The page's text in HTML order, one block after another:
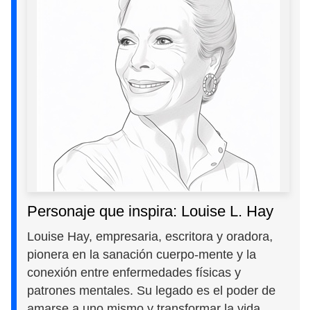
Personaje que inspira: Louise L. Hay
Louise Hay, empresaria, escritora y oradora,
pionera en la sanación cuerpo-mente y la
conexión entre enfermedades físicas y
patrones mentales. Su legado es el poder de